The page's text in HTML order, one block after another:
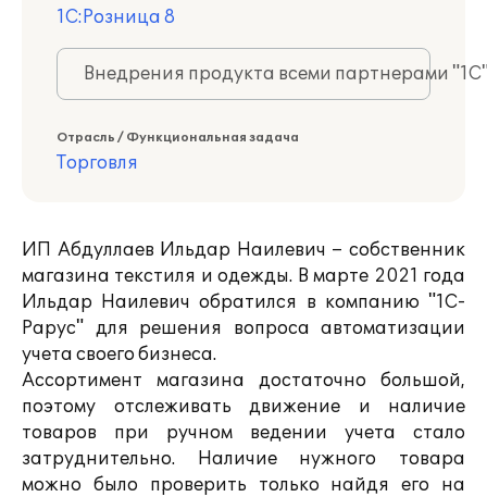
1С:Розница 8
Внедрения продукта всеми партнерами
Отрасль / Функциональная задача
Торговля
ИП Абдуллаев Ильдар Наилевич – собственник
магазина текстиля и одежды. В марте 2021 года
Ильдар Наилевич обратился в компанию "1С-
Рарус" для решения вопроса автоматизации
учета своего бизнеса.
Ассортимент магазина достаточно большой,
поэтому отслеживать движение и наличие
товаров при ручном ведении учета стало
затруднительно. Наличие нужного товара
можно было проверить только найдя его на